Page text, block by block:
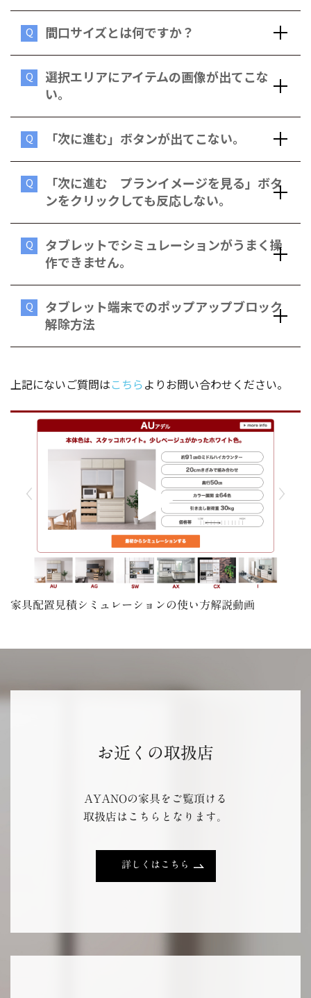
Q 間口サイズとは何ですか？
Q
選択エリアにアイテムの画像が出てこな
い。
Q 「次に進む」ボタンが出てこない。
Q
「次に進む プランイメージを見る」ボタ
ンをクリックしても反応しない。
Q
タブレットでシミュレーションがうまく操
作できません。
Q
タブレット端末でのポップアップブロック
解除方法
上記にないご質問はこちらよりお問い合わせください。
家具配置見積シミュレーションの使い方解説動画
お近くの取扱店
AYANOの家具をご覧頂ける
取扱店はこちらとなります。
詳しくはこちら